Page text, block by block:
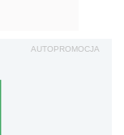
AUTOPROMOCJA